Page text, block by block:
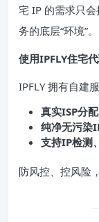
宅 IP 的需求只会
务的底层“环境”。
使用IPFLY住宅
IPFLY 拥有自建
真实ISP分
纯净无污染
支持IP检测
防风控、控风险，